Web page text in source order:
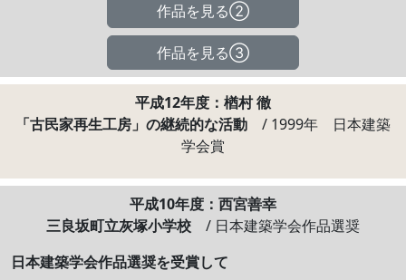
作品を見る②
作品を見る③
平成12年度：楢村 徹
「古民家再生工房」の継続的な活動 / 1999年 日本建築
学会賞
平成10年度：西宮善幸
三良坂町立灰塚小学校 / 日本建築学会作品選奨
日本建築学会作品選奨を受賞して